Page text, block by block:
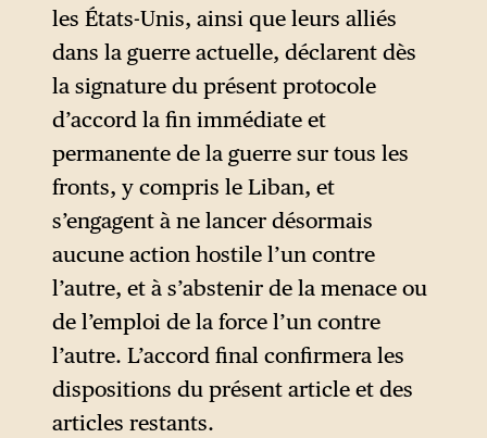
les États-Unis, ainsi que leurs alliés
dans la guerre actuelle, déclarent dès
la signature du présent protocole
d’accord la fin immédiate et
permanente de la guerre sur tous les
fronts, y compris le Liban, et
s’engagent à ne lancer désormais
aucune action hostile l’un contre
l’autre, et à s’abstenir de la menace ou
de l’emploi de la force l’un contre
l’autre. L’accord final confirmera les
dispositions du présent article et des
articles restants.